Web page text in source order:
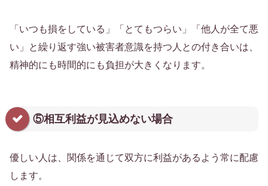
「いつも損をしている」「とてもつらい」「他人が全て悪
い」と繰り返す強い被害者意識を持つ人との付き合いは、
精神的にも時間的にも負担が大きくなります。
⑤相互利益が見込めない場合
優しい人は、関係を通じて双方に利益があるよう常に配慮
します。